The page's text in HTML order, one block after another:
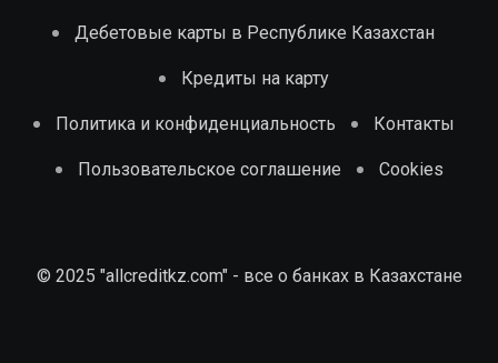
Дебетовые карты в Республике Казахстан
Кредиты на карту
Политика и конфиденциальность Контакты
Пользовательское соглашение Cookies
© 2025 "allcreditkz.com" - все о банках в Казахстане